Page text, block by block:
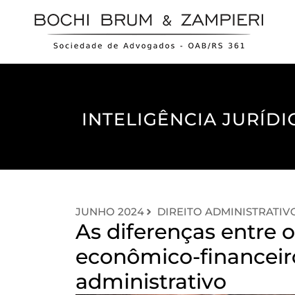
INTELIGÊNCIA
JUNHO 2024 DIREITO
As diferenças entre
econômico-
administrativo